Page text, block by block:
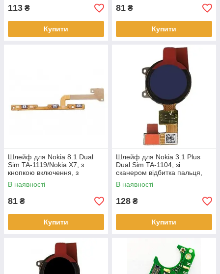
113 ₴
Купити
81 ₴
Купити
Шлейф для Nokia 8.1 Dual
Sim TA-1119/Nokia X7, з
кнопкою включення, з
кнопками регулювання
гучності
В наявності
81 ₴
Купити
Шлейф для Nokia 3.1 Plus
Dual Sim TA-1104, зі
сканером відбитка пальця,
синього кольору
В наявності
128 ₴
Купити